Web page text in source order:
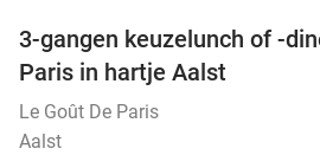
3-gangen keuzelunch of -
Paris in hartje Aalst
Le Goût De Paris
Aalst